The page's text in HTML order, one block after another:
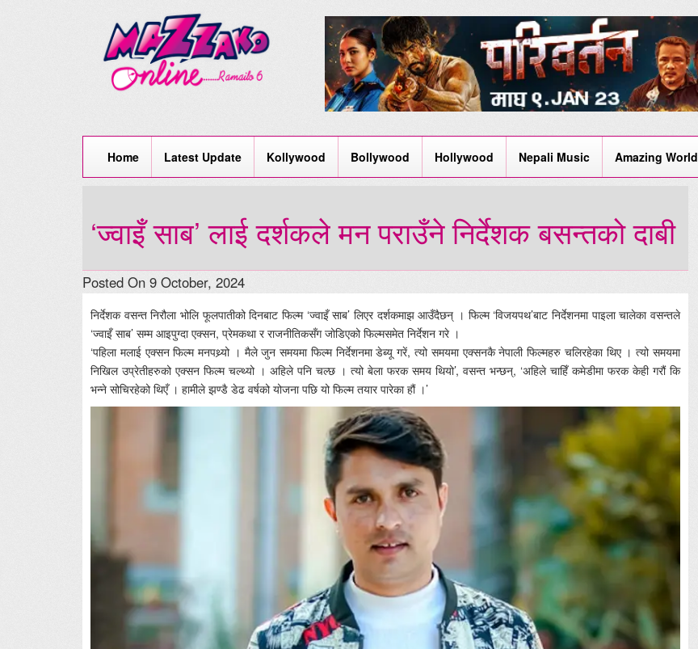
Home Latest Update Kollywood Bollywood Hollywood Nepali Music Amazing World
‘ज्वाइँ साब’ लाई दर्शकले मन पराउँने निर्देशक बसन्तको दाबी
Posted On 9 October, 2024
निर्देशक वसन्त निरौला भोलि फूलपातीको दिनबाट फिल्म ‘ज्वाइँ साब’ लिएर दर्शकमाझ आउँदैछन् । फिल्म ‘विजयपथ’बाट निर्देशनमा पाइला चालेका वसन्तले
‘ज्वाइँ साब’ सम्म आइपुग्दा एक्सन, प्रेमकथा र राजनीतिकसँग जोडिएको फिल्मसमेत निर्देशन गरे ।
‘पहिला मलाई एक्सन फिल्म मनपथ्र्यो । मैले जुन समयमा फिल्म निर्देशनमा डेब्यू गरें, त्यो समयमा एक्सनकै नेपाली फिल्महरु चलिरहेका थिए । त्यो समयमा
निखिल उप्रेतीहरुको एक्सन फिल्म चल्थ्यो । अहिले पनि चल्छ । त्यो बेला फरक समय थियो’, वसन्त भन्छन्, ‘अहिले चाहिँ कमेडीमा फरक केही गरौं कि
भन्ने सोचिरहेको थिएँ । हामीले झण्डै डेढ वर्षको योजना पछि यो फिल्म तयार पारेका हौं ।’